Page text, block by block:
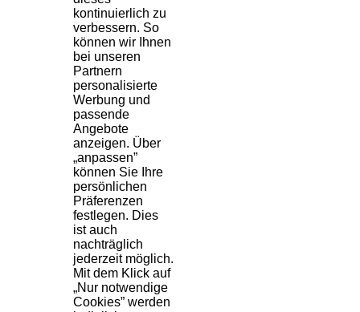
kontinuierlich zu
verbessern. So
können wir Ihnen
bei unseren
Partnern
personalisierte
Werbung und
passende
Angebote
anzeigen. Über
„anpassen”
können Sie Ihre
persönlichen
Präferenzen
festlegen. Dies
ist auch
nachträglich
jederzeit möglich.
Mit dem Klick auf
„Nur notwendige
Cookies” werden